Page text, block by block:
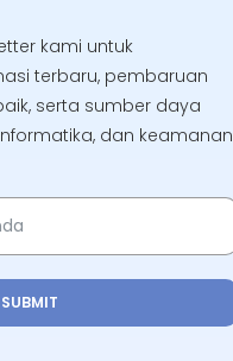
kami untuk
terbaru, pembaruan
serta sumber daya
dan keamanan
SUBMIT